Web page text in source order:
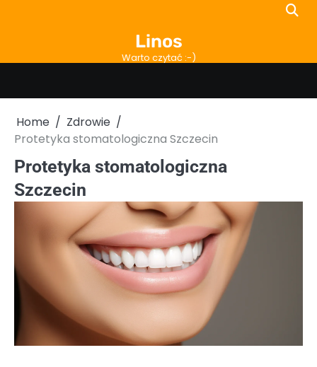
Linos
Warto czytać :-)
Home
Zdrowie
Protetyka stomatologiczna Szczecin
Protetyka stomatologiczna
Szczecin